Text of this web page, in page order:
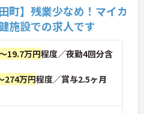
町】残業少なめ！マイカ
施設での求人です
19.7万円程度／夜勤4回分含
274万円程度／賞与2.5ヶ月